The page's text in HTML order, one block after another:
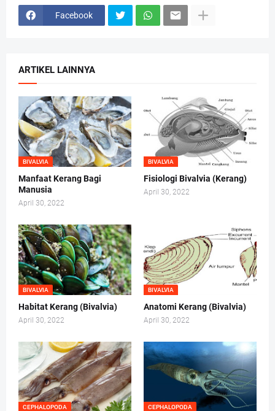
Facebook
ARTIKEL LAINNYA
BIVALVIA
Manfaat Kerang Bagi
Manusia
April 30, 2022
BIVALVIA
Fisiologi Bivalvia (Kerang)
April 30, 2022
BIVALVIA
Habitat Kerang (Bivalvia)
April 30, 2022
BIVALVIA
Anatomi Kerang (Bivalvia)
April 30, 2022
CEPHALOPODA CEPHALOPODA